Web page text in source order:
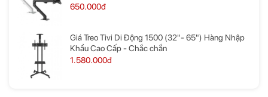
650.000đ
Giá Treo Tivi Di Động 1500 (32"- 65") Hàng Nhập
Khẩu Cao Cấp - Chắc chắn
1.580.000đ